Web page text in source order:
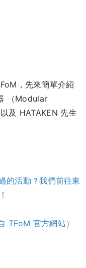
，先來簡單介紹
（Modular
及 HATAKEN 先生
TFoM 官方網站）